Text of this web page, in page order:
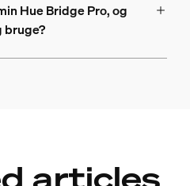
Hue Bridge Pro, og
bruge?